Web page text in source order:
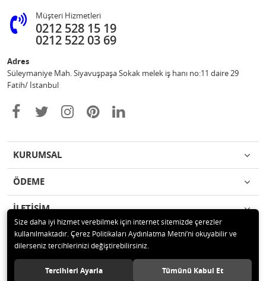
Müşteri Hizmetleri
0212 528 15 19
0212 522 03 69
Adres
Süleymaniye Mah. Siyavuşpaşa Sokak melek iş hanı no:11 daire 29
Fatih/ İstanbul
KURUMSAL
ÖDEME
İLETİŞİM
© 2020 Ufuk Şaka Oyunları ve Parti Malzemeleri Merkezi Tüm hakları
saklıdır.
Size daha iyi hizmet verebilmek için internet sitemizde çerezler
kullanılmaktadır. Çerez Politikaları Aydınlatma Metni’ni okuyabilir ve
dilerseniz tercihlerinizi değiştirebilirsiniz.
Tercihleri Ayarla Tümünü Kabul Et